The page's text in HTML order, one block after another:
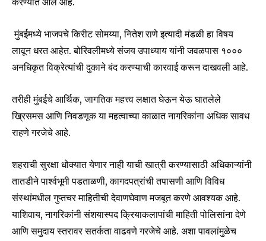
मुंबईमध्ये भाजपचे किरीट सोमय्या, नितेश राणे इत्यादी मंडळी हा विषय
लावून धरत आहेत. बोरिवलीमध्ये संजय उपाध्याय यांनी जवळपास १०००
अनधिकृत विक्रेत्यांची दुकाने बंद करण्याची कारवाई करून दाखवली आहे.
तरीही मुंबईचे आर्थिक, जागतिक महत्त्व लक्षात घेऊन येऊ घातलेले
ख्रिसमस आणि निवडणूक या महत्वाच्या काळात नागरिकांना अधिक सावध
राहणे गरजेचे आहे.
शहराची सुरक्षा धोक्यात येणार नाही याची खात्री करण्यासाठी अधिकाऱ्यांनी
तातडीने पार्श्वभूमी पडताळणी, कागदपत्रांची तपासणी आणि विविध
संस्थांमधील गुप्तचर माहितीची देवाणघेवाण मजबूत करणे आवश्यक आहे.
याशिवाय, नागरिकांनी संशयास्पद क्रियाकलापांची माहिती पोलिसांना देणे
आणि समुदाय स्तरावर सतर्कता वाढवणे गरजेचे आहे. अशा पावलांमुळेच